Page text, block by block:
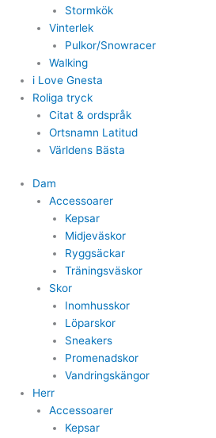
Stormkök
Vinterlek
Pulkor/Snowracer
Walking
i Love Gnesta
Roliga tryck
Citat & ordspråk
Ortsnamn Latitud
Världens Bästa
Dam
Accessoarer
Kepsar
Midjeväskor
Ryggsäckar
Träningsväskor
Skor
Inomhusskor
Löparskor
Sneakers
Promenadskor
Vandringskängor
Herr
Accessoarer
Kepsar